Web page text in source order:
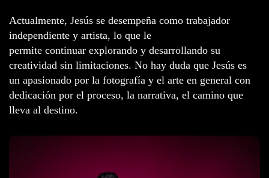
Actualmente, Jesús se desempeña como trabajador
independiente y artista, lo que le
permite continuar explorando y desarrollando su
creatividad sin limitaciones. No hay duda que Jesús es
un apasionado por la fotografía y el arte en general con
dedicación por el proceso, la narrativa, el camino que
lleva al destino.